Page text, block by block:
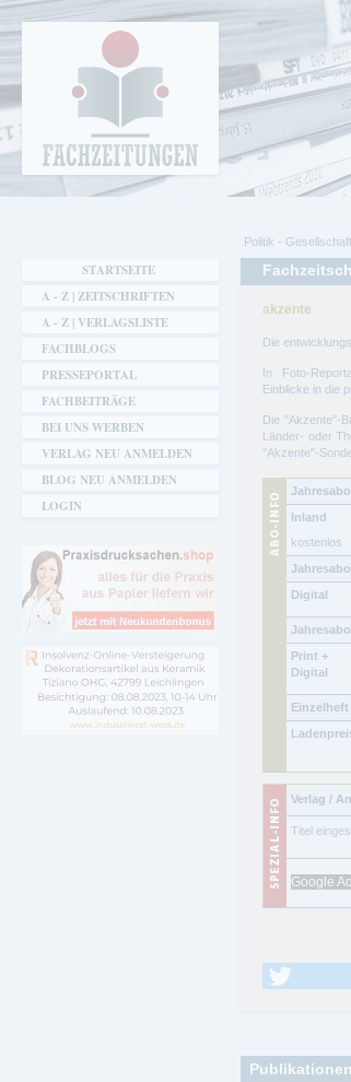
Fachzeitungen.de - Das unabhängige Portal
für Fachmagazine Fachpublikationen &
eBooks
Sie sind hier
Politik - Gesellschaft
akzente
Die
In Foto-
Einblicke in die
Die "Akzente"-
Länder- oder
"Akzente"-
Inland
kostenlos
Digital
Print +
Digital
Einzelheft
Verlag /
Titel
Google
STARTSEITE
A - Z | ZEITSCHRIFTEN
A - Z | VERLAGSLISTE
FACHBLOGS
PRESSEPORTAL
FACHBEITRÄGE
BEI UNS WERBEN
VERLAG NEU ANMELDEN
BLOG NEU ANMELDEN
LOGIN